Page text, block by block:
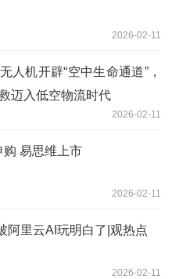
2026-02-11
人机开辟“空中生命通道”，
迈入低空物流时代
2026-02-11
购 易思维上市
2026-02-11
阿里云AI玩明白了|观热点
2026-02-11